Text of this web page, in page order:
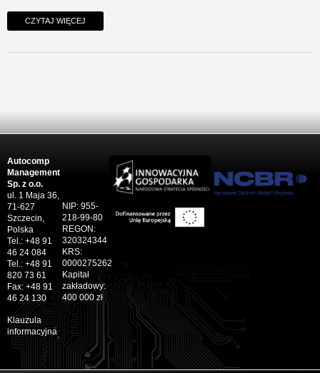
CZYTAJ WIĘCEJ
Autocomp
Management
Sp. z o.o.
ul. 1 Maja 36,
71-627
Szczecin,
Polska
Tel.: +48 91
46 24 084
Tel.: +48 91
820 73 61
Fax: +48 91
46 24 130
Klauzula
informacyjna
NIP: 955-
218-99-80
REGON:
320324344
KRS:
0000275262
Kapitał
zakładowy:
400 000 zł